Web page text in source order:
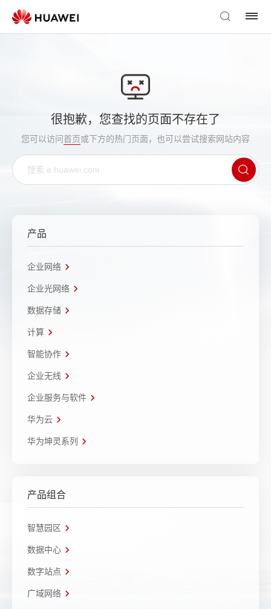
很抱歉，您查找的页面不存在了
您可以访问首页或下方的热门页面，也可以尝试搜索网站内容
产品
企业网络
企业光网络
数据存储
计算
智能协作
企业无线
企业服务与软件
华为云
华为坤灵系列
产品组合
智慧园区
数据中心
数字站点
广域网络